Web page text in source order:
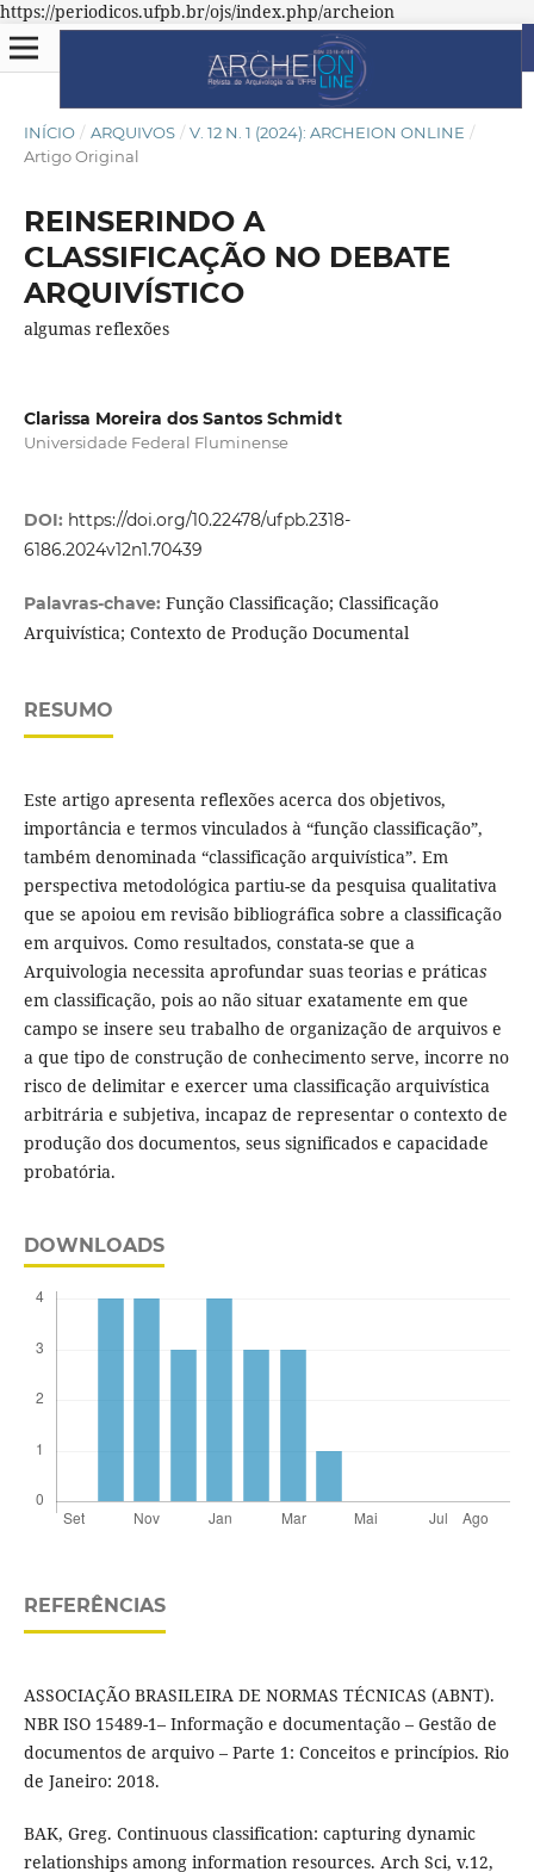
https://periodicos.ufpb.br/ojs/index.php/archeion
INÍCIO / ARQUIVOS / V. 12 N. 1 (2024): ARCHEION ONLINE /
Artigo Original
REINSERINDO A
CLASSIFICAÇÃO NO DEBATE
ARQUIVÍSTICO
algumas reflexões
Clarissa Moreira dos Santos Schmidt
Universidade Federal Fluminense
DOI: https://doi.org/10.22478/ufpb.2318-
6186.2024v12n1.70439
Palavras-chave: Função Classificação; Classificação
Arquivística; Contexto de Produção Documental
RESUMO
Este artigo apresenta reflexões acerca dos objetivos,
importância e termos vinculados à “função classificação”,
também denominada “classificação arquivística”. Em
perspectiva metodológica partiu-se da pesquisa qualitativa
que se apoiou em revisão bibliográfica sobre a classificação
em arquivos. Como resultados, constata-se que a
Arquivologia necessita aprofundar suas teorias e práticas
em classificação, pois ao não situar exatamente em que
campo se insere seu trabalho de organização de arquivos e
a que tipo de construção de conhecimento serve, incorre no
risco de delimitar e exercer uma classificação arquivística
arbitrária e subjetiva, incapaz de representar o contexto de
produção dos documentos, seus significados e capacidade
probatória.
DOWNLOADS
REFERÊNCIAS
ASSOCIAÇÃO BRASILEIRA DE NORMAS TÉCNICAS (ABNT).
NBR ISO 15489-1– Informação e documentação – Gestão de
documentos de arquivo – Parte 1: Conceitos e princípios. Rio
de Janeiro: 2018.
BAK, Greg. Continuous classification: capturing dynamic
relationships among information resources. Arch Sci, v.12,